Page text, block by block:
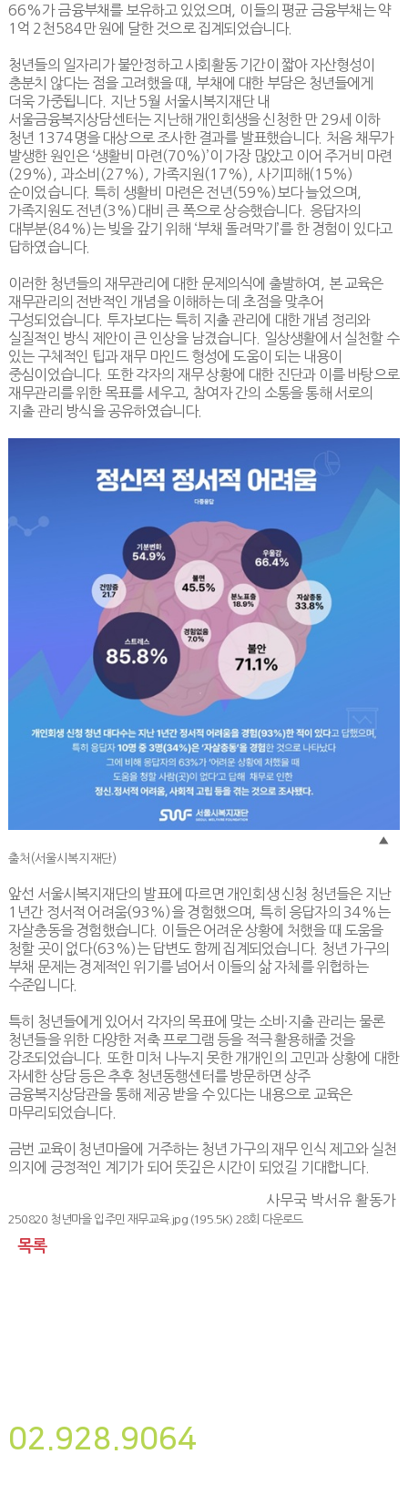
66%가 금융부채를 보유하고 있었으며
이들의 평균 금융부채는 약
1 억 2천 584만 원에 달한 것으로 집계되었습니다.
청년들의 일자리가 불안정하고 사회활동 기간이 짧아 자산형성이
충분치 않다는 점을 고려했을 때
부채에 대한 부담은 청년들에게
더욱 가중됩니다. 지난5월 서울시복지재단 내
서울금융복지상담센터는 지난해 개인회생을 신청한 만 29세 이하
청년 1374명을 대상으로 조사한 결과를 발표했습니다. 처음 채무가
발생한 원인은 ‘생활비 마련 (70%)’이 가장 많았고 이어 주거비 마련
(29%), 과소비 (27%), 가족지원 (17%), 사기피해(15%)
순이었습니다. 특히 생활비 마련은 전년(59%) 보다 늘었으며
가족지원도 전년 (3%) 대비 큰 폭으로 상승했습니다. 응답자의
대부분(84%)는 빚을 갚기 위해 ‘부채 돌려막기’를 한 경험이 있다고
답하였습니다.
이러한 청년들의 재무관리에 대한 문제의식에 출발하여
본 교육은
재무관리의 전반적인 개념을 이해하는 데 초점을 맞추어
구성되었습니다. 투자보다는 특히 지출 관리에 대한 개념 정리와
실질적인 방식 제안이 큰 인상을 남겼습니다.
일상생활에서 실천할 수
있는 구체적인 팁과 재무 마인드 형성에 도움이 되는 내용이
중심이었습니다. 또한 각자의 재무 상황에 대한 진단과 이를 바탕으로
재무관리를 위한 목표를 세우고
참여자 간의 소통을 통해 서로의
지출 관리 방식을 공유하였습니다.
▲
출처(서울시복지재단)
앞선 서울시복지재단의 발표에 따르면 개인회생 신청 청년들은 지난
1 년간 정서적 어려움(93%)을 경험했으며 특히 응답자의 34%는
자살충동을 경험했습니다. 이들은 어려운 상황에 처했을 때 도움을
청할 곳이 없다(63%)는 답변도 함께 집계되었습니다. 청년 가구의
부채 문제는 경제적인 위기를 넘어서 이들의 삶 자체를 위협하는
수준입니다.
특히 청년들에게 있어서 각자의 목표에 맞는 소비 ·지출 관리는 물론
청년들을 위한 다양한 저축 프로그램 등을 적극 활용해줄 것을
강조되었습니다. 또한 미처 나누지 못한 개개인의 고민과 상황에 대한
자세한 상담 등은 추후 청년동행센터를 방문하면 상주
금융복지상담관을 통해 제공 받을 수 있다는 내용으로 교육은
마무리되었습니다.
금번 교육이 청년마을에 거주하는 청년 가구의 재무 인식 제고와 실천
의지에 긍정적인 계기가 되어 뜻깊은 시간이 되었길 기대합니다.
사무국 박서유 활동가
250820 청년마을 입주민 재무교육.jpg (195.5K) 28회 다운로드
목록
02.928.9064